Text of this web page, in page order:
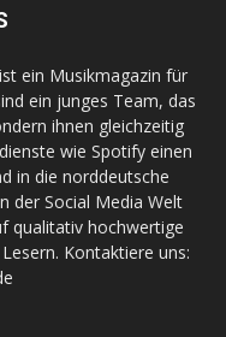
ein Musikmagazin für
ein junges Team, das
ihnen gleichzeitig
wie Spotify einen
in die norddeutsche
der Social Media Welt
qualitativ hochwertige
Kontaktiere uns: